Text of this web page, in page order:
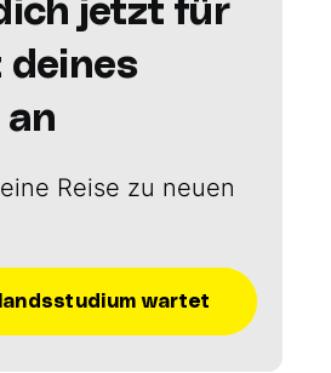
jetzt für
deines
an
Reise zu neuen
wartet